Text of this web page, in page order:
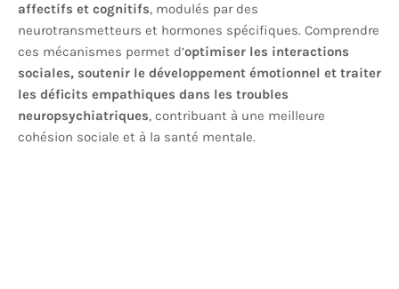
affectifs et cognitifs, modulés par des
neurotransmetteurs et hormones spécifiques. Comprendre
ces mécanismes permet d’optimiser les interactions
sociales, soutenir le développement émotionnel et traiter
les déficits empathiques dans les troubles
neuropsychiatriques, contribuant à une meilleure
cohésion sociale et à la santé mentale.